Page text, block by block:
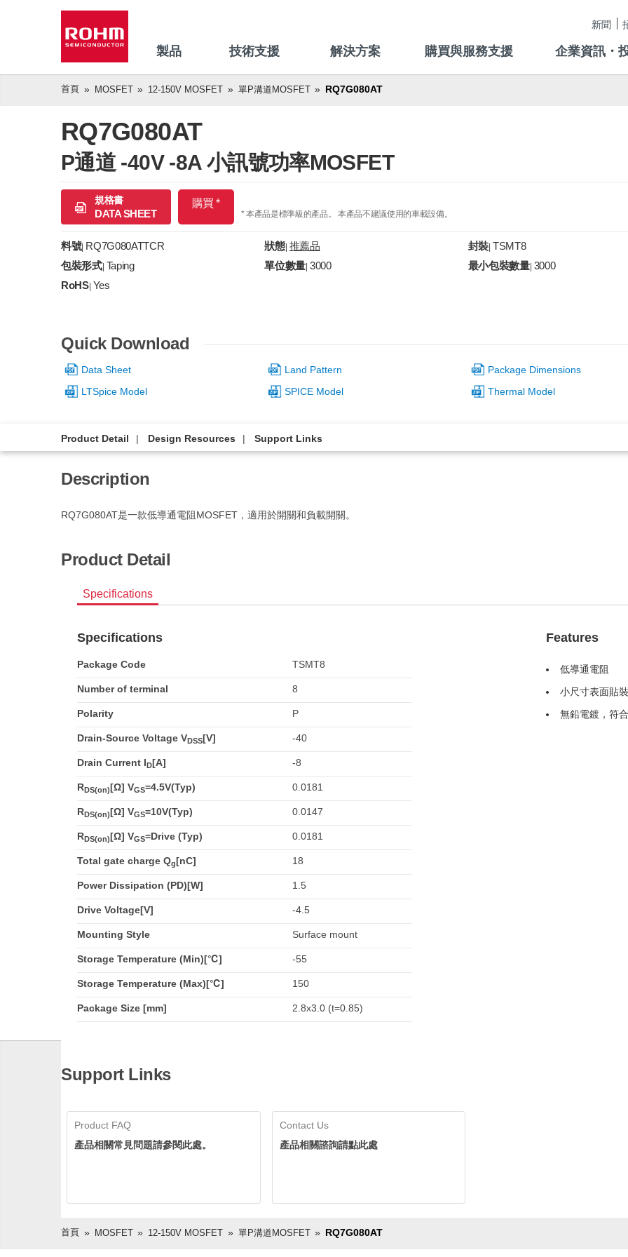
新聞
製品 技術支援 解決方案 購買與服務支援 企業資訊・
首頁 MOSFET 12-150V MOSFET 單P溝道MOSFET RQ7G080AT
RQ7G080AT
P通道 -40V -8A 小訊號功率MOSFET
規格書
DATA SHEET
購買 *
* 本產品是標準級的產品。 本產品不建議使用的車載設備。
料號| RQ7G080ATTCR 狀態| 推薦品 封裝 TSMT8
包裝形式| Taping 單位數量 |3000 最小包裝數量| 3000
RoHS| Yes
Quick Download
Data Sheet Land Pattern
Package Dimensions
LTSpice Model
SPICE Model Thermal Model
Product Detail Design Resources Support Links
Description
RQ7G080AT是一款低導通電阻MOSFET，適用於開關和負載開關。
Product Detail
Specifications
Specifications
Package Code TSMT8
Number of terminal 8
Polarity P
Drain-Source Voltage VDSS[V] -40
Drain Current ID[A] -8
RDS(on)[Ω] VGS=4.5V(Typ) 0.0181
RDS(on)[Ω] VGS=10V(Typ) 0.0147
RDS(on)[Ω] VGS=Drive (Typ) 0.0181
Total gate charge Qg[nC] 18
Power Dissipation (PD)[W] 1.5
Drive Voltage[V] -4.5
Mounting Style Surface mount
Storage Temperature (Min)[℃] -55
Storage Temperature (Max)[℃] 150
Package Size [mm] 2.8x3.0 (t=0.85)
Features
低導通電阻
小尺寸表面貼
無鉛電鍍，符
Support Links
Product FAQ
產品相關常見問題請參閱此處。
Contact Us
產品相關諮詢請點此處
首頁 MOSFET 12-150V MOSFET 單P溝道MOSFET RQ7G080AT